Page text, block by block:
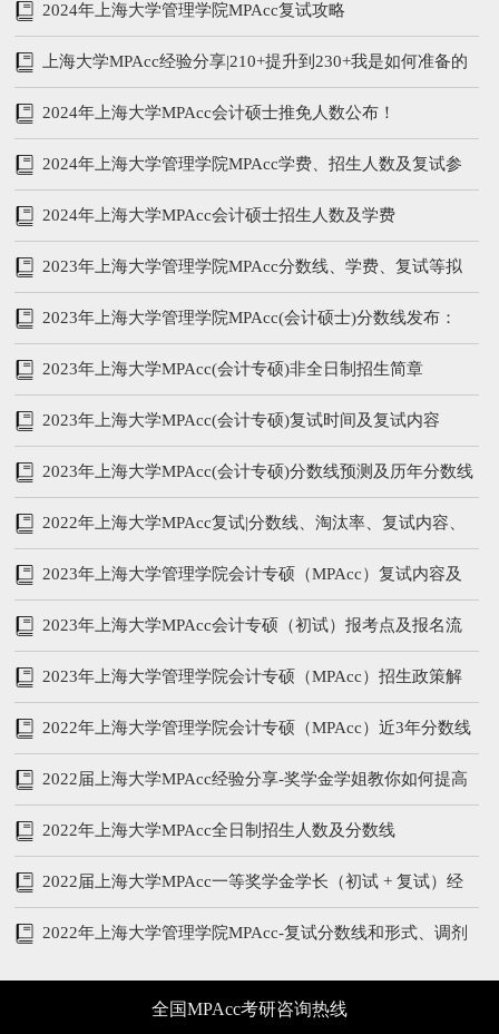
2024年上海大学管理学院MPAcc复试攻略
上海大学MPAcc经验分享|210+提升到230+我是如何准备的
2024年上海大学MPAcc会计硕士推免人数公布！
2024年上海大学管理学院MPAcc学费、招生人数及复试参
考书
2024年上海大学MPAcc会计硕士招生人数及学费
2023年上海大学管理学院MPAcc分数线、学费、复试等拟
录取情况分析
2023年上海大学管理学院MPAcc(会计硕士)分数线发布：
215/102/51
2023年上海大学MPAcc(会计专硕)非全日制招生简章
2023年上海大学MPAcc(会计专硕)复试时间及复试内容
2023年上海大学MPAcc(会计专硕)分数线预测及历年分数线
汇总
2022年上海大学MPAcc复试|分数线、淘汰率、复试内容、
复试参考书
2023年上海大学管理学院会计专硕（MPAcc）复试内容及
备考攻略
2023年上海大学MPAcc会计专硕（初试）报考点及报名流
程
2023年上海大学管理学院会计专硕（MPAcc）招生政策解
析
2022年上海大学管理学院会计专硕（MPAcc）近3年分数线
和复试内容
2022届上海大学MPAcc经验分享-奖学金学姐教你如何提高
管综和英语
2022年上海大学MPAcc全日制招生人数及分数线
2022届上海大学MPAcc一等奖学金学长（初试 + 复试）经
验分享
2022年上海大学管理学院MPAcc-复试分数线和形式、调剂
说明
全国MPAcc考研咨询热线